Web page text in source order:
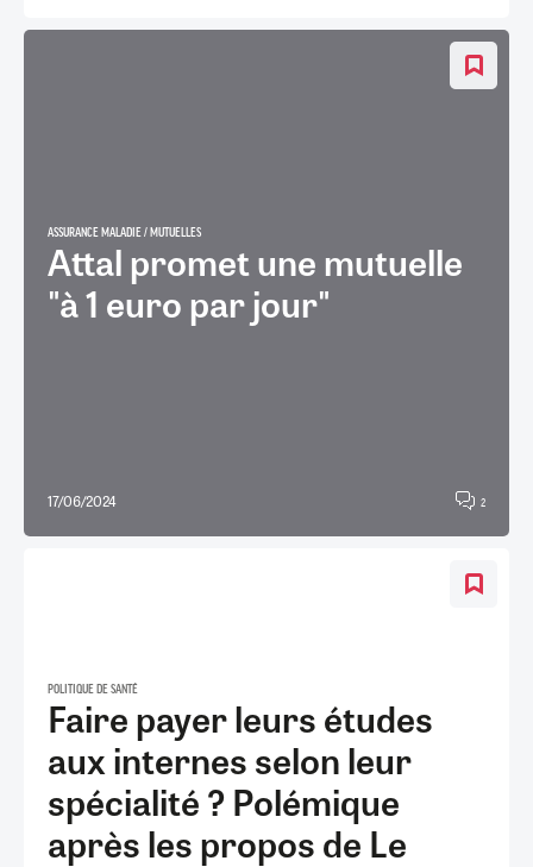
ASSURANCE MALADIE / MUTUELLES
Attal promet une mutuelle
"à 1 euro par jour"
17/06/2024 2
POLITIQUE DE SANTÉ
Faire payer leurs études
aux internes selon leur
spécialité ? Polémique
après les propos de Le